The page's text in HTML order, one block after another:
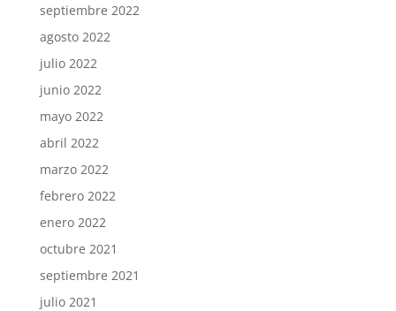
septiembre 2022
agosto 2022
julio 2022
junio 2022
mayo 2022
abril 2022
marzo 2022
febrero 2022
enero 2022
octubre 2021
septiembre 2021
julio 2021